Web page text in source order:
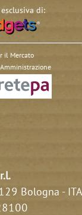
di:
il Mercato
Bologna -